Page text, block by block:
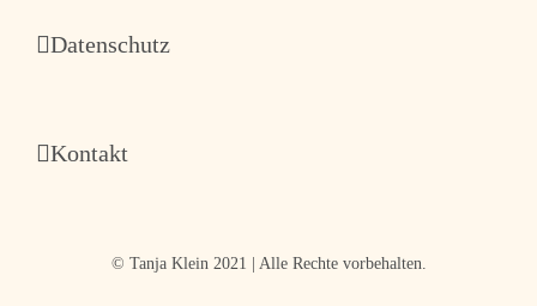
Datenschutz
Kontakt
© Tanja Klein 2021 | Alle Rechte vorbehalten.